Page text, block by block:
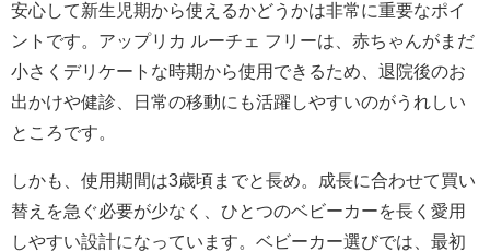
安心して新生児期から使えるかどうかは非常に重要なポイ
ントです。アップリカ ルーチェ フリーは、赤ちゃんがまだ
小さくデリケートな時期から使用できるため、退院後のお
出かけや健診、日常の移動にも活躍しやすいのがうれしい
ところです。
しかも、使用期間は3歳頃までと長め。成長に合わせて買い
替えを急ぐ必要が少なく、ひとつのベビーカーを長く愛用
しやすい設計になっています。ベビーカー選びでは、最初